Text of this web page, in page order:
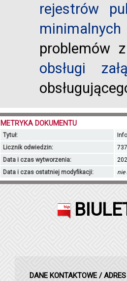
rejestrów
problemów
obsługi
METRYKA DOKUMENTU
Tytuł:
Licznik odwiedzin:
737
Data i czas wytworzenia:
Data i czas ostatniej modyfikacji:
nie
DANE KONTAKTOWE /